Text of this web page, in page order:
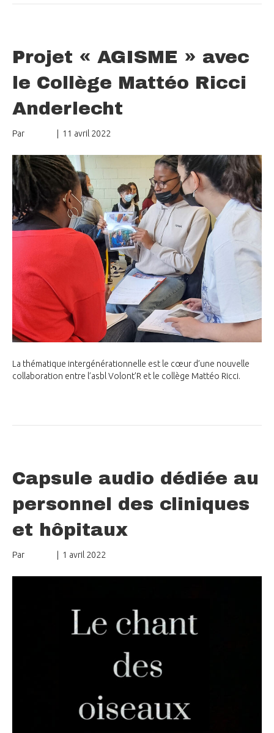
Projet « AGISME » avec
le Collège Mattéo Ricci
Anderlecht
Par 11 avril 2022
La thématique intergénérationnelle est le cœur d’une nouvelle
collaboration entre l’asbl Volont’R et le collège Mattéo Ricci.
Capsule audio dédiée au
personnel des cliniques
et hôpitaux
Par 1 avril 2022